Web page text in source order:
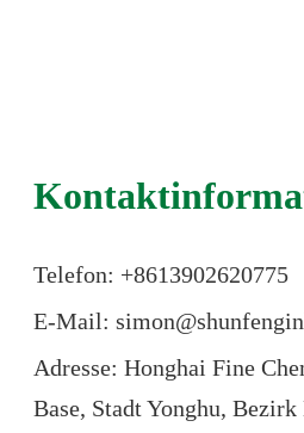
Telefon: +8613902620775
E-Mail:
Adresse: Honghai Fine
Base, Stadt Yonghu,